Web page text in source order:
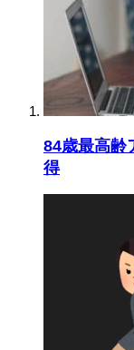
84歳最高齢
得